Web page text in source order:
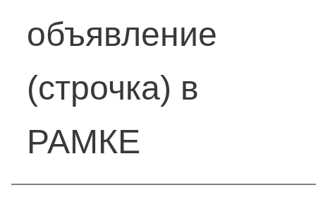
объявление
(строчка) в
РАМКЕ